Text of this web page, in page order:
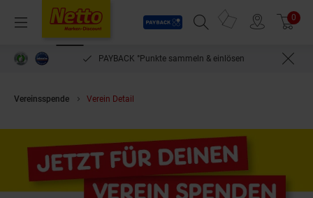
Menü
Payback
Suchfeld einblenden
Prospekte 0
PAYBACK °Punkte sammeln & einlösen
Vereinsspende Verein Detail